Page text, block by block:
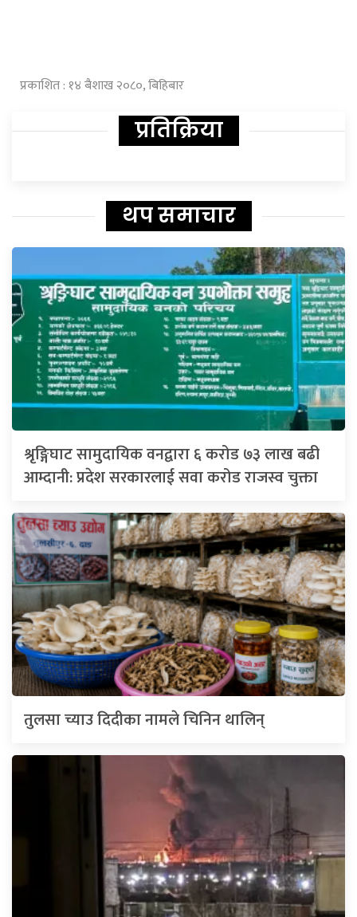
प्रकाशित : १४ बैशाख २०८०, बिहिबार
प्रतिक्रिया
थप समाचार
श्रृङ्गिघाट सामुदायिक वनद्वारा ६ करोड ७३ लाख बढी
आम्दानी: प्रदेश सरकारलाई सवा करोड राजस्व चुक्ता
तुलसा च्याउ दिदीका नामले चिनिन थालिन्